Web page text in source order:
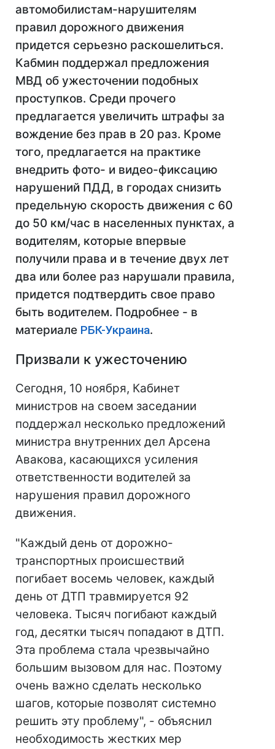
автомобилистам-нарушителям
правил дорожного движения
придется серьезно раскошелиться.
Кабмин поддержал предложения
МВД об ужесточении подобных
проступков. Среди прочего
предлагается увеличить штрафы за
вождение без прав в 20 раз. Кроме
того, предлагается на практике
внедрить фото- и видео-фиксацию
нарушений ПДД, в городах снизить
предельную скорость движения с 60
до 50 км/час в населенных пунктах, а
водителям, которые впервые
получили права и в течение двух лет
два или более раз нарушали правила,
придется подтвердить свое право
быть водителем. Подробнее - в
материале РБК-Украина.
Призвали к ужесточению
Сегодня, 10 ноября, Кабинет
министров на своем заседании
поддержал несколько предложений
министра внутренних дел Арсена
Авакова, касающихся усиления
ответственности водителей за
нарушения правил дорожного
движения.
"Каждый день от дорожно-
транспортных происшествий
погибает восемь человек, каждый
день от ДТП травмируется 92
человека. Тысяч погибают каждый
год, десятки тысяч попадают в ДТП.
Эта проблема стала чрезвычайно
большим вызовом для нас. Поэтому
очень важно сделать несколько
шагов, которые позволят системно
решить эту проблему", - объяснил
необходимость жестких мер